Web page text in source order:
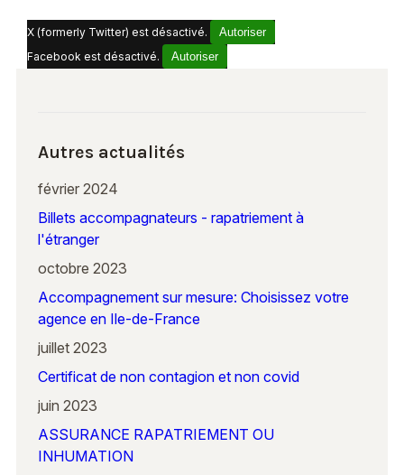
X (formerly Twitter) est désactivé.
Autoriser
Facebook est désactivé.
Autoriser
Autres actualités
février 2024
Billets accompagnateurs - rapatriement à
l'étranger
octobre 2023
Accompagnement sur mesure: Choisissez votre
agence en Ile-de-France
juillet 2023
Certificat de non contagion et non covid
juin 2023
ASSURANCE RAPATRIEMENT OU
INHUMATION